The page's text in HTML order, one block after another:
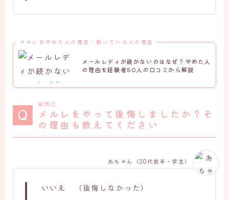
メルレをやめた人の理由・続いている人の理由
メールレディが続かないのはなぜ？やめた人
の理由を経験者50人の口コミから解説
質問⑫
メルレをやって後悔しましたか？そ
の理由も教えてください
いいえ （後悔しなかった）
あちゃん（20代前半・学生）